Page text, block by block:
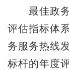
最佳政务
评估指标体
务服务热线
标杆的年度